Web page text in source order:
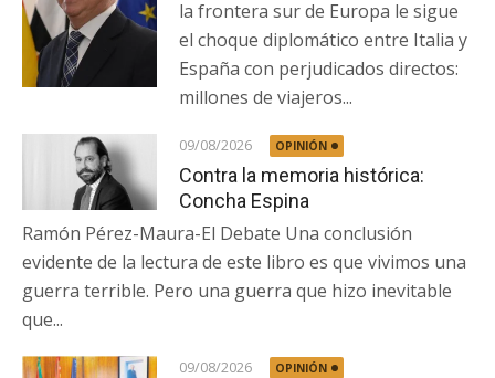
la frontera sur de Europa le sigue
el choque diplomático entre Italia y
España con perjudicados directos:
millones de viajeros...
09/08/2026 OPINIÓN
Contra la memoria histórica:
Concha Espina
Ramón Pérez-Maura-El Debate Una conclusión
evidente de la lectura de este libro es que vivimos una
guerra terrible. Pero una guerra que hizo inevitable
que...
09/08/2026 OPINIÓN